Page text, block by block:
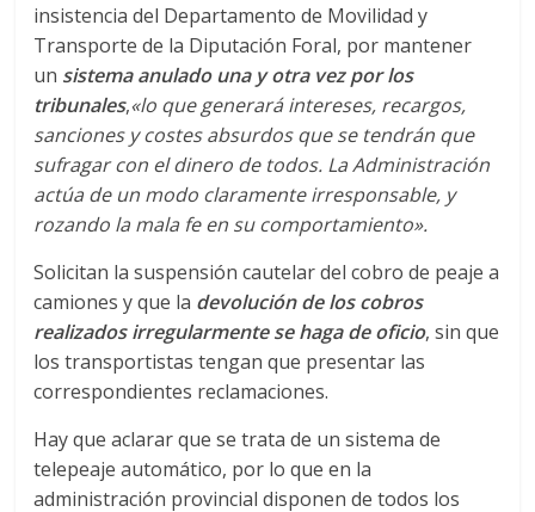
p
o
s
y
M
a
q
insistencia del Departamento de Movilidad y
Transporte de la Diputación Foral, por mantener
un sistema anulado una y otra vez por los
tribunales,«lo que generará intereses, recargos,
sanciones y costes absurdos que se tendrán que
sufragar con el dinero de todos. La Administración
actúa de un modo claramente irresponsable, y
rozando la mala fe en su comportamiento».
Solicitan la suspensión cautelar del cobro de peaje a
camiones y que la devolución de los cobros
realizados irregularmente se haga de oficio, sin que
los transportistas tengan que presentar las
correspondientes reclamaciones.
Hay que aclarar que se trata de un sistema de
telepeaje automático, por lo que en la
administración provincial disponen de todos los